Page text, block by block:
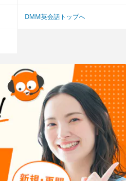
DMM英会話トップへ